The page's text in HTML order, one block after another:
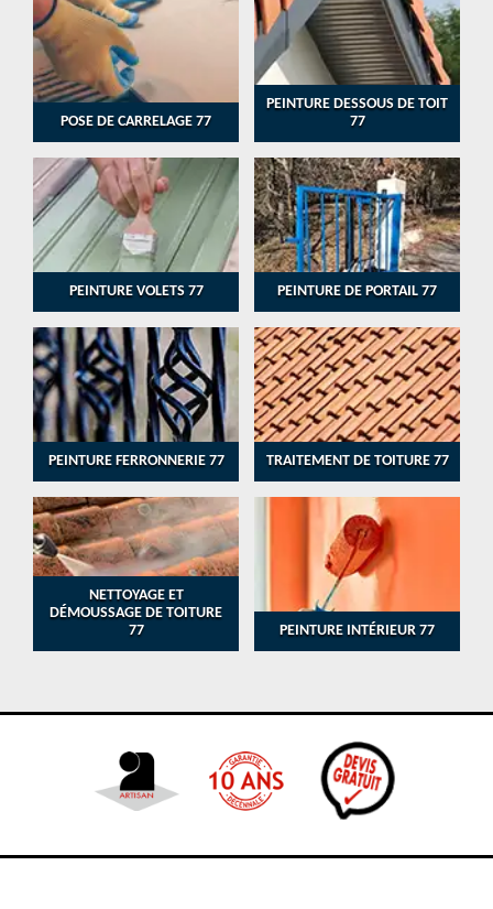
POSE DE CARRELAGE 77
PEINTURE DESSOUS DE TOIT
77
PEINTURE VOLETS 77 PEINTURE DE PORTAIL 77
PEINTURE FERRONNERIE 77 TRAITEMENT DE TOITURE 77
NETTOYAGE ET
DÉMOUSSAGE DE TOITURE
77
PEINTURE INTÉRIEUR 77